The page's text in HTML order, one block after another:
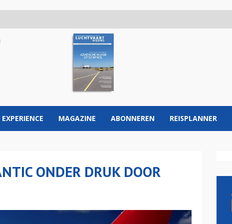
EXPERIENCE MAGAZINE ABONNEREN REISPLANNER
ONDER DRUK DOOR